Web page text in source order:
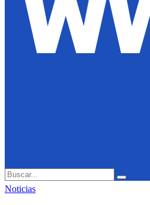
Search
for:
Search
Noticias